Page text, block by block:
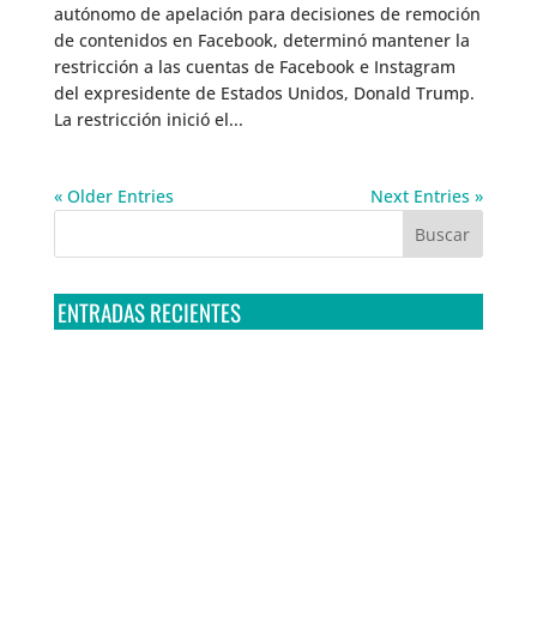
autónomo de apelación para decisiones de remoción
de contenidos en Facebook, determinó mantener la
restricción a las cuentas de Facebook e Instagram
del expresidente de Estados Unidos, Donald Trump.
La restricción inició el...
« Older Entries Next Entries »
ENTRADAS RECIENTES